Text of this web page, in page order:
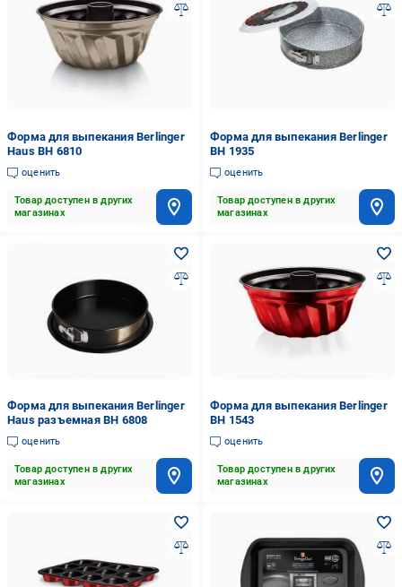
Форма для выпекания Berlinger
Haus BH 6810
оценить
Товар доступен в других
магазинах
Форма для выпекания Berlinger
BH 1935
оценить
Товар доступен в других
магазинах
Форма для выпекания Berlinger
Haus разъемная BH 6808
оценить
Товар доступен в других
магазинах
Форма для выпекания Berlinger
BH 1543
оценить
Товар доступен в других
магазинах